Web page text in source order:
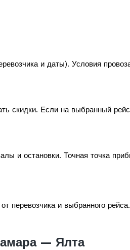
и даты). Условия
скидки. Если на выбранный
и остановки. Точная точка
перевозчика и выбранного рейса.
— Ялта